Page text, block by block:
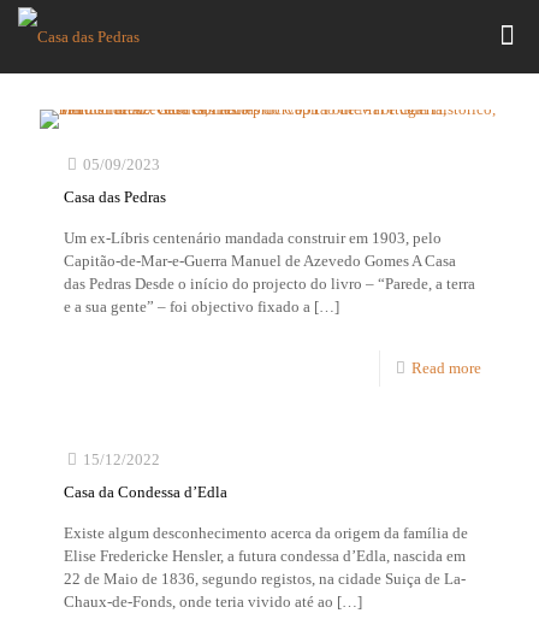
05/09/2023
Casa das Pedras
Um ex-Líbris centenário mandada construir em 1903, pelo
Capitão-de-Mar-e-Guerra Manuel de Azevedo Gomes A Casa
das Pedras Desde o início do projecto do livro – “Parede, a terra
e a sua gente” – foi objectivo fixado a […]
Read more
15/12/2022
Casa da Condessa d’Edla
Existe algum desconhecimento acerca da origem da família de
Elise Fredericke Hensler, a futura condessa d’Edla, nascida em
22 de Maio de 1836, segundo registos, na cidade Suiça de La-
Chaux-de-Fonds, onde teria vivido até ao […]